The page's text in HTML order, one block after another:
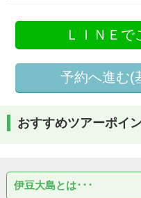
ＬＩＮＥで
予約へ進む(
おすすめツアーポイ
伊豆大島とは･･･